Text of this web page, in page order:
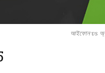
আইফোন vs